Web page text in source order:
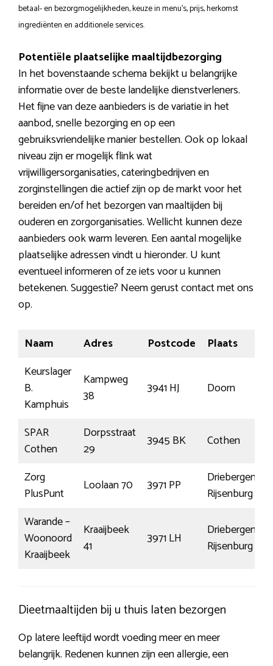
betaal- en bezorgmogelijkheden, keuze in menu’s, prijs, herkomst
ingrediënten en additionele services.
Potentiële plaatselijke maaltijdbezorging
In het bovenstaande schema bekijkt u belangrijke
informatie over de beste landelijke dienstverleners.
Het fijne van deze aanbieders is de variatie in het
aanbod, snelle bezorging en op een
gebruiksvriendelijke manier bestellen. Ook op lokaal
niveau zijn er mogelijk flink wat
vrijwilligersorganisaties, cateringbedrijven en
zorginstellingen die actief zijn op de markt voor het
bereiden en/of het bezorgen van maaltijden bij
ouderen en zorgorganisaties. Wellicht kunnen deze
aanbieders ook warm leveren. Een aantal mogelijke
plaatselijke adressen vindt u hieronder. U kunt
eventueel informeren of ze iets voor u kunnen
betekenen. Suggestie? Neem gerust contact met ons
op.
Naam Adres Postcode
Plaats
Keurslager
B.
Kamphuis
Kampweg
38
3941 HJ Doorn
SPAR
Cothen
Dorpsstraat
29
3945 BK
Cothen
Zorg
PlusPunt
Loolaan 70 3971 PP
Driebergen-
Rijsenburg
Warande –
Woonoord
Kraaijbeek
Kraaijbeek
41
3971 LH
Driebergen-
Rijsenburg
Dieetmaaltijden bij u thuis laten bezorgen
Op latere leeftijd wordt voeding meer en meer
belangrijk. Redenen kunnen zijn een allergie, een